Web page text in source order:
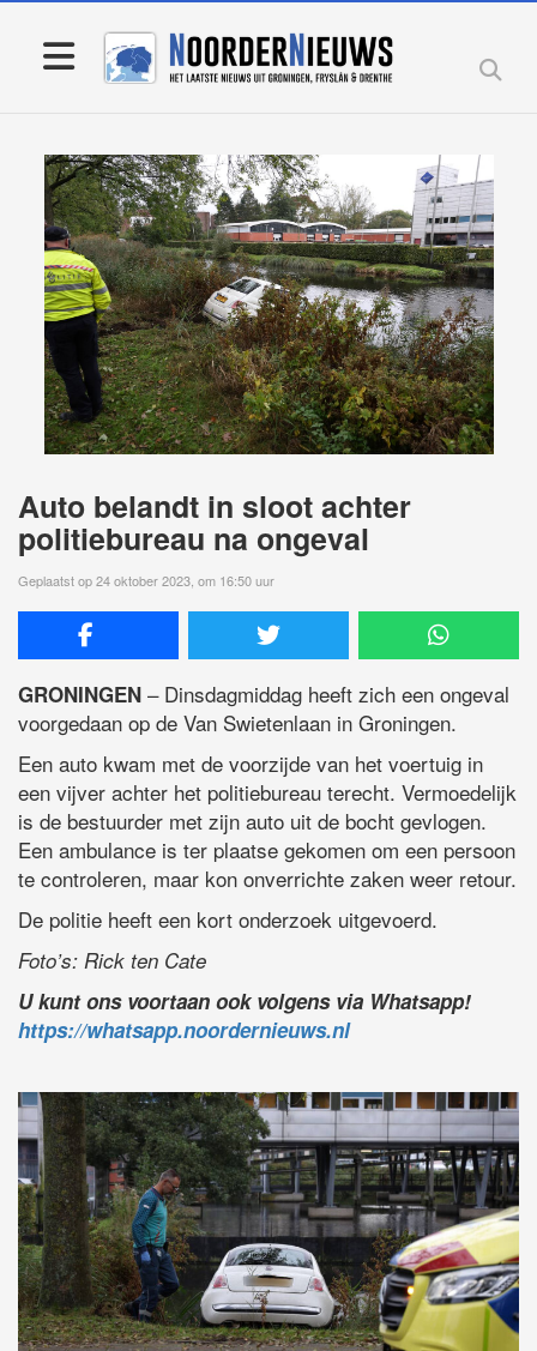
Auto belandt in sloot achter
politiebureau na ongeval
Geplaatst op 24 oktober 2023, om 16:50 uur
GRONINGEN – Dinsdagmiddag heeft zich een ongeval
voorgedaan op de Van Swietenlaan in Groningen.
Een auto kwam met de voorzijde van het voertuig in
een vijver achter het politiebureau terecht. Vermoedelijk
is de bestuurder met zijn auto uit de bocht gevlogen.
Een ambulance is ter plaatse gekomen om een persoon
te controleren, maar kon onverrichte zaken weer retour.
De politie heeft een kort onderzoek uitgevoerd.
Foto’s: Rick ten Cate
U kunt ons voortaan ook volgens via Whatsapp!
https://whatsapp.noordernieuws.nl